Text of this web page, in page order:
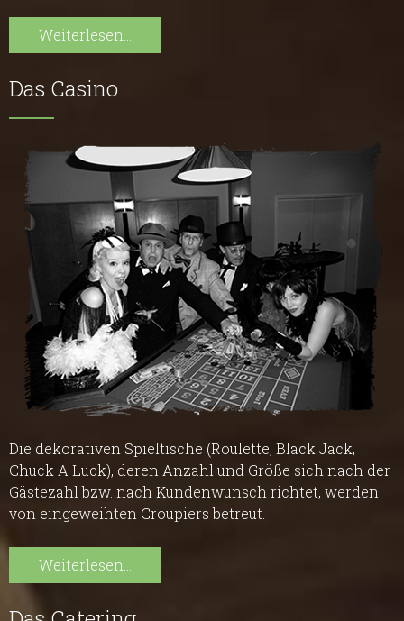
Weiterlesen...
Das Casino
Die dekorativen Spieltische (Roulette, Black Jack,
Chuck A Luck), deren Anzahl und Größe sich nach der
Gästezahl bzw. nach Kundenwunsch richtet, werden
von eingeweihten Croupiers betreut.
Weiterlesen...